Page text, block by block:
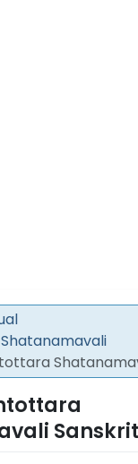
Sanskrit